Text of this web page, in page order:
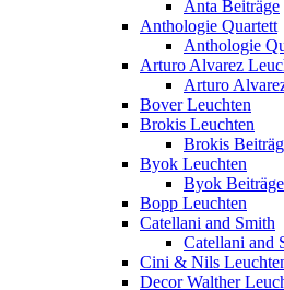
Anta Beiträge
Anthologie Quartett
Anthologie
Arturo Alvarez
Arturo
Bover Leuchten
Brokis Leuchten
Brokis
Byok Leuchten
Byok Beiträge
Bopp Leuchten
Catellani and Smith
Catellani and
Cini & Nils
Decor Walther